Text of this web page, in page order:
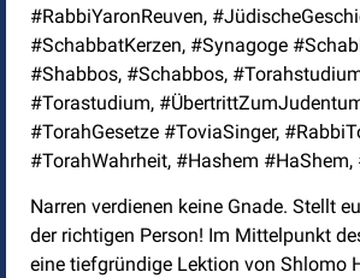
#RabbiYaronReuven,
#SchabbatKerzen, #Synagoge
#Shabbos, #Schabbos,
#Torastudium,
#TorahGesetze #ToviaSinger,
#TorahWahrheit, #Hashem #HaShem,
Narren verdienen keine Gnade. Stellt
der richtigen Person! Im Mittelpunkt
eine tiefgründige Lektion von Shlomo